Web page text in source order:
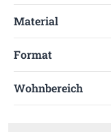
Material
Format
Wohnbereich